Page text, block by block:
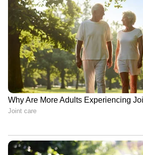
LATEST VIDEOS
‘ഏയ് ഓട്ടോ’; ഔദ്യോഗിക
എത്തിയില്ല; സുരേഷ് ഗോപി
ഓട്ടോയിൽ
ചോദ്യപ്പേപ്പർ
രാഹുൽ ഗാന്ധി; ഇന്ന് പ്രയാഗ്‌